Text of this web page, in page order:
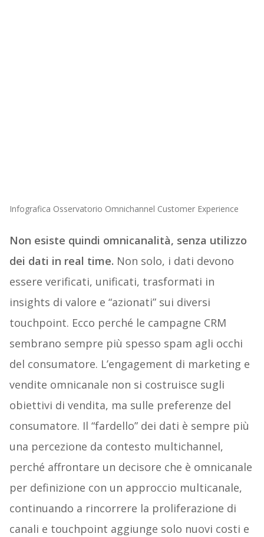
Infografica Osservatorio Omnichannel Customer Experience
Non esiste quindi omnicanalità, senza utilizzo
dei dati in real time. Non solo, i dati devono
essere verificati, unificati, trasformati in
insights di valore e “azionati” sui diversi
touchpoint. Ecco perché le campagne CRM
sembrano sempre più spesso spam agli occhi
del consumatore. L’engagement di marketing e
vendite omnicanale non si costruisce sugli
obiettivi di vendita, ma sulle preferenze del
consumatore. Il “fardello” dei dati è sempre più
una percezione da contesto multichannel,
perché affrontare un decisore che è omnicanale
per definizione con un approccio multicanale,
continuando a rincorrere la proliferazione di
canali e touchpoint aggiunge solo nuovi costi e